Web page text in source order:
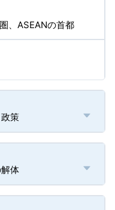
、ASEANの首都
策
体